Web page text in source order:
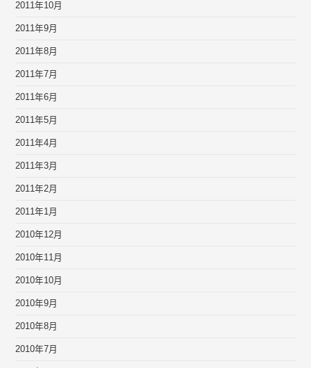
2011年10月
2011年9月
2011年8月
2011年7月
2011年6月
2011年5月
2011年4月
2011年3月
2011年2月
2011年1月
2010年12月
2010年11月
2010年10月
2010年9月
2010年8月
2010年7月